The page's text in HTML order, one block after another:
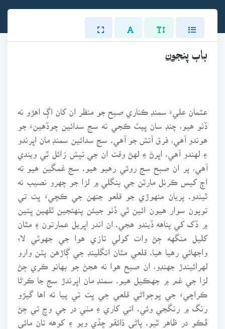
باب پنجون
عثمان عليءَ سمنڊ ڪناري صبح جو منظر ان کان اڳ اهڙو نه
ڏٺو هيو، چنڊ سان ڀيٽ ڪجي ته سج سدائين چوڏهينءَ جو
هوندو آهي، فرق آتش جو آهي. سج سدائين سمنڊ مان اڀرندو
۽ لهندو آهي، اڀرڻ ۽ لهڻ وقت ان جي تپش زائل ٿي ويندي
آهي، پر ان صبح سج روئي رهيو هيو. سج غمگين هيو ته
اڄ کيس ڪرنل مارٽن جي بنگلي ۾ لزا جو چهرو نصيب نه
ٿيندو. پريان منهوڙي جو قلعو جنهن جي ڪچيءَ ڀت تي
توپون سوار هيون ائين ٿي ڏٺو جيئن پنهنجين ٿلهين ڀتين
۾ ڏک کي پناهه ڏيندو هجي. ان اندر اڀريل عمارتون ۽ مٿان
کليل منگهه ڄڻ وات کولي تازي هوا جي جهوٽي لاءِ
واجهائي رهيا هيا. قلعي مٿان انگلينڊ جي ڳاڙهن پٽن وارو
لهرائيندڙ جهنڊو، ان صبح هوا نه هجڻ جو بهانو ڪري ڄڻ
لزا جي غم ۾ جهڪيل هيو. سمنڊ مان اڀرندڙ سج جا ڪرڻا
ڪراچيءَ جي ڀوڄواڻي قلعي جي ڀت تي پيا ته اها گيڙو
رنگ ۾ رنگجي وئي. اتي کاري ۽ مٺي در جي وچ تي ڄڻ
ڦڪو در ظاهر ٿيو. پاڻي ذائقو ڇڏي ويو ۽ کوهه تان مائي